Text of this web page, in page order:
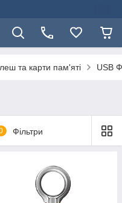
та карти пам'яті USB
Фільтри